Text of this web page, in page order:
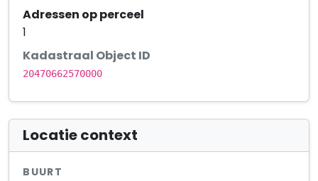
Adressen op perceel
1
Kadastraal Object ID
20470662570000
Locatie context
BUURT